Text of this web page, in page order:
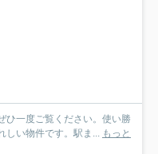
ひ一度ご覧ください。使い勝
い物件です。駅ま...
もっと